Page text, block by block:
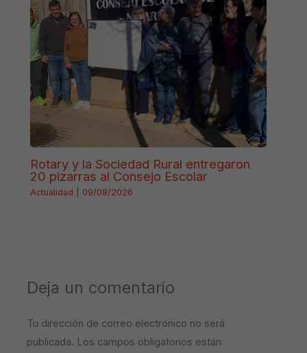
Rotary y la Sociedad Rural entregaron
20 pizarras al Consejo Escolar
Actualidad 09/08/2026
Deja un comentario
Tu dirección de correo electrónico no será
publicada. Los campos obligatorios están